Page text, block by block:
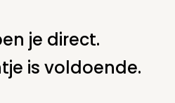
agenda nieuws huisdier heeft
baasje
je direct.
is voldoende.